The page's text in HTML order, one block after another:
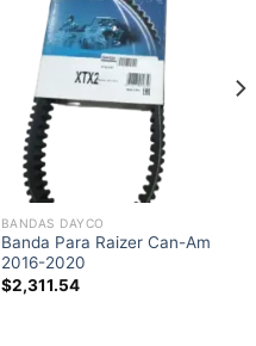
BANDAS DAYCO
Banda Para Raizer Can-Am
2016-2020
$2,311.54